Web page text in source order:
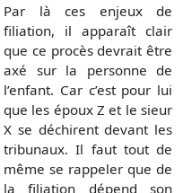
Par là ces enjeux de
filiation, il apparaît clair
que ce procès devrait être
axé sur la personne de
l’enfant. Car c’est pour lui
que les époux Z et le sieur
X se déchirent devant les
tribunaux. Il faut tout de
même se rappeler que de
la filiation dépend son